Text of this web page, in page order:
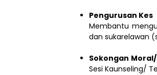
Pengurusan Kes
Membantu
dan sukarelawan
Sokongan Moral/
Sesi Kaunseling/